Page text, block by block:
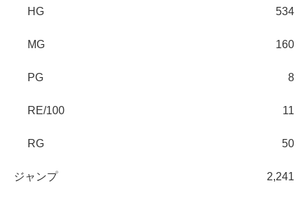
HG 534
MG 160
PG 8
RE/100 11
RG 50
ジャンプ 2,241